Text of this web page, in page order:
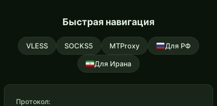
Быстрая навигация
VLESS SOCKS5 MTProxy Для РФ
Для Ирана
Протокол: